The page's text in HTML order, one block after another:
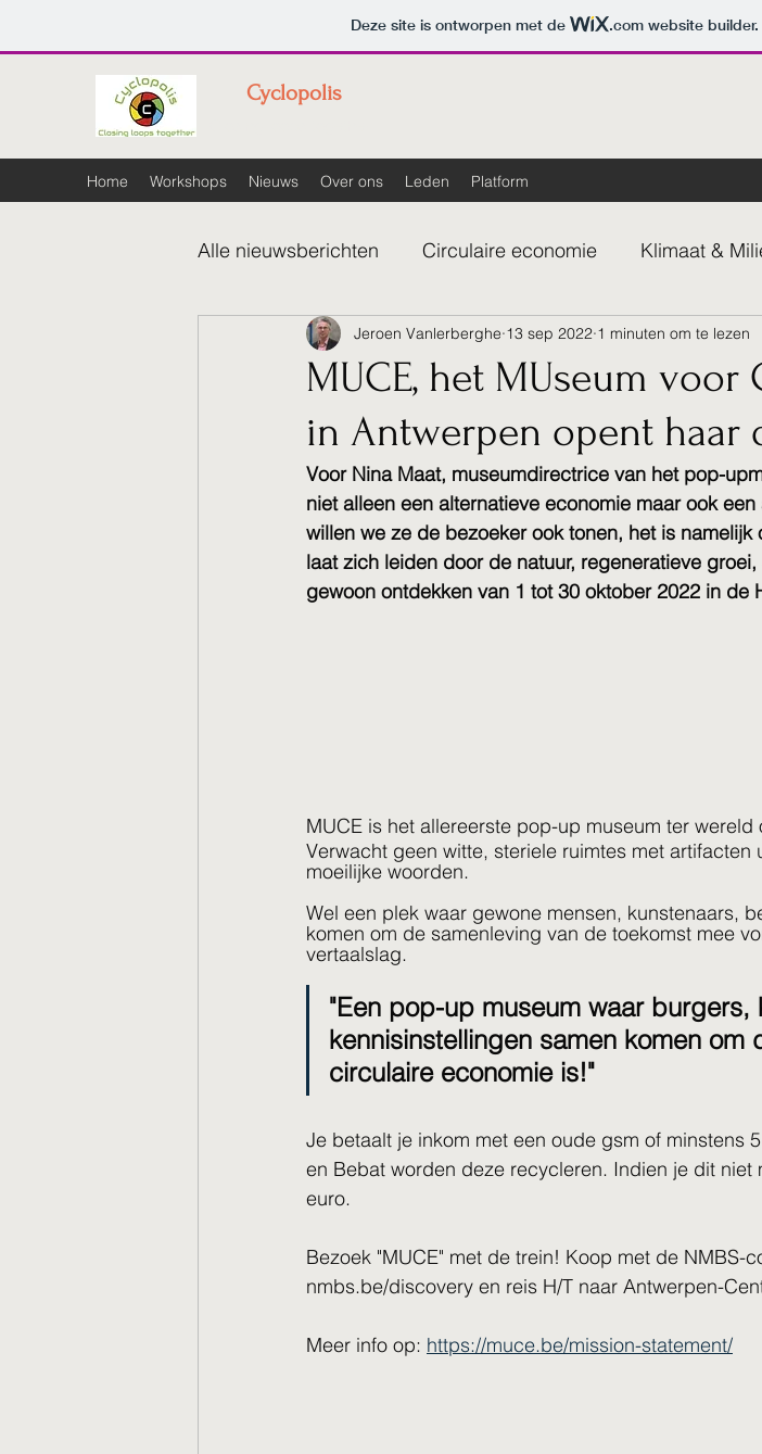
Deze site is ontworpen met de .com website
Cyclopolis
Home Workshops Nieuws Over ons Leden Platform
Alle nieuwsberichten Circulaire economie Klimaat &
MUCE, het MUseum
in Antwerpen opent haar
Jeroen Vanlerberghe 13 sep 2022 1 minuten om te lezen
Voor Nina Maat, museumdirectrice van het pop-
niet alleen een alternatieve economie maar ook
willen we ze de bezoeker ook tonen, het is
laat zich leiden door de natuur, regeneratieve
gewoon ontdekken van 1 tot 30 oktober 2022 in de
MUCE is het allereerste pop-up museum ter
Verwacht geen witte, steriele ruimtes met
moeilijke woorden.
Wel een plek waar gewone mensen, kunstenaars,
komen om de samenleving van de toekomst mee
vertaalslag.
"Een pop-up museum waar
kennisinstellingen samen komen om
circulaire economie is!"
Je betaalt je inkom met een oude gsm of minstens
en Bebat worden deze recycleren. Indien je dit
euro.
Bezoek "MUCE" met de trein! Koop met de NMBS-
nmbs.be/discovery en reis H/T naar Antwerpen-
Meer info op: https://muce.be/mission-statement/